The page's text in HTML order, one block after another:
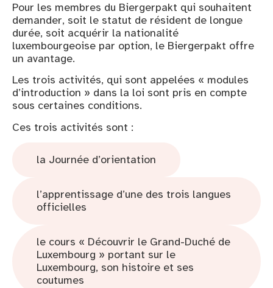
Pour les membres du Biergerpakt qui souhaitent
demander, soit le statut de résident de longue
durée, soit acquérir la nationalité
luxembourgeoise par option, le Biergerpakt offre
un avantage.
Les trois activités, qui sont appelées « modules
d’introduction » dans la loi sont pris en compte
sous certaines conditions.
Ces trois activités sont :
la Journée d’orientation
l’apprentissage d’une des trois langues
officielles
le cours « Découvrir le Grand-Duché de
Luxembourg » portant sur le
Luxembourg, son histoire et ses
coutumes